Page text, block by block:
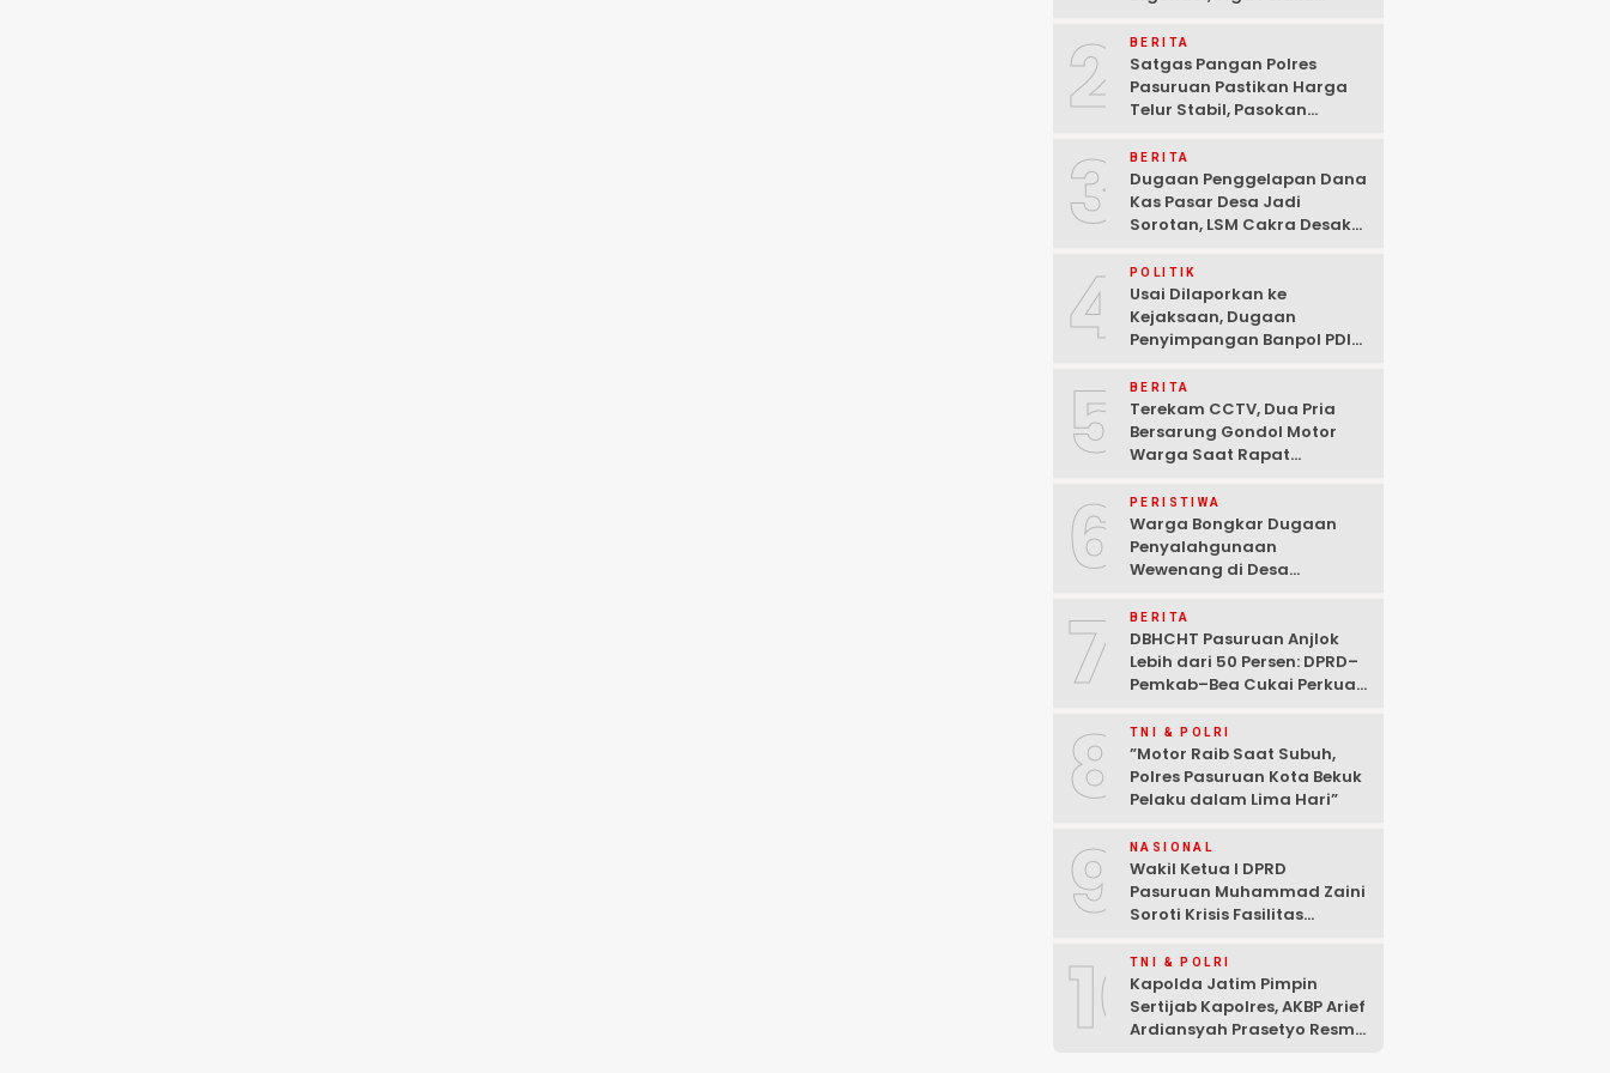
Pasuruan
2 BERITA
Satgas Pangan Polres
Pasuruan Pastikan Harga
Telur Stabil, Pasokan
Kekhawatiran Fluktuasi
3 BERITA
Dugaan Penggelapan Dana
Kas Pasar Desa Jadi
Sorotan, LSM Cakra Desak
4 POLITIK
Usai Dilaporkan ke
Kejaksaan, Dugaan
Penyimpangan Banpol PDIP
Tuntas “6 Eks Ketua PAC
Cabut Laporan”
5 BERITA
Terekam CCTV, Dua Pria
Bersarung Gondol Motor
Warga Saat Rapat
6 PERISTIWA
Warga Bongkar Dugaan
Penyalahgunaan
Wewenang di Desa
Mencuat
7 BERITA
DBHCHT Pasuruan Anjlok
Lebih dari 50 Persen: DPRD–
Pemkab–Bea Cukai Perkuat
Rokok Ilegal
8 TNI & POLRI
‎”Motor Raib Saat Subuh,
Polres Pasuruan Kota Bekuk
Pelaku dalam Lima Hari” ‎
9 NASIONAL
Wakil Ketua I DPRD
Pasuruan Muhammad Zaini
Soroti Krisis Fasilitas
Anggaran
10TNI & POLRI
Kapolda Jatim Pimpin
Sertijab Kapolres, AKBP Arief
Ardiansyah Prasetyo Resmi